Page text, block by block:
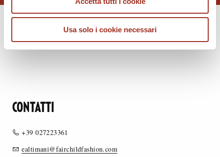
Usa solo i cookie necessari
CONTATTI
+39 027223361
ealtimani@fairchildfashion.com